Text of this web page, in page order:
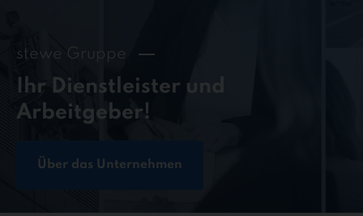
stewe Gruppe
Ihr Dienstleister und
Arbeitgeber!
Über das Unternehmen